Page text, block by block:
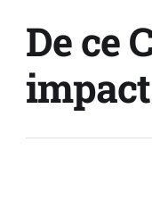
De ce